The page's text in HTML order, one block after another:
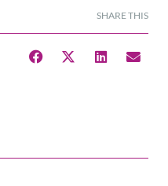
SHARE THIS